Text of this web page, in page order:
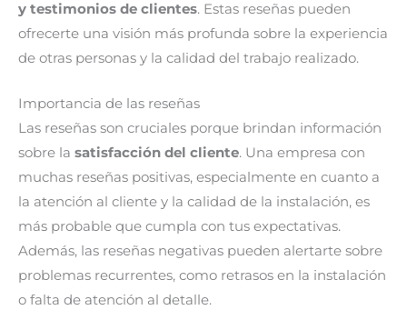
y testimonios de clientes. Estas reseñas pueden
ofrecerte una visión más profunda sobre la experiencia
de otras personas y la calidad del trabajo realizado.
Importancia de las reseñas
Las reseñas son cruciales porque brindan información
sobre la satisfacción del cliente. Una empresa con
muchas reseñas positivas, especialmente en cuanto a
la atención al cliente y la calidad de la instalación, es
más probable que cumpla con tus expectativas.
Además, las reseñas negativas pueden alertarte sobre
problemas recurrentes, como retrasos en la instalación
o falta de atención al detalle.